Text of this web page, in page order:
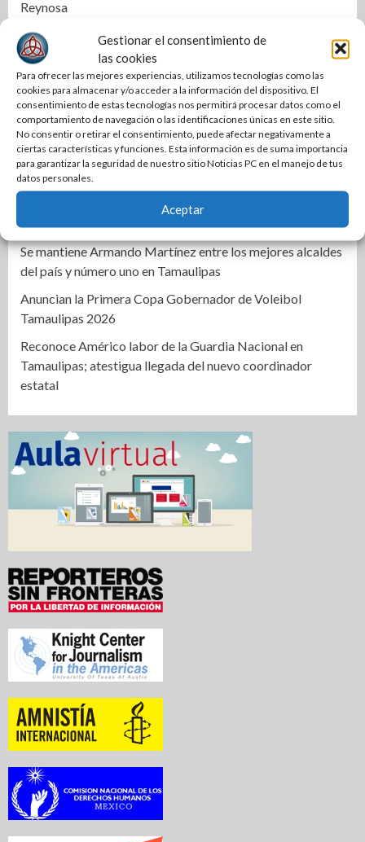
Gestionar el consentimiento de
las cookies
Para ofrecer las mejores experiencias, utilizamos tecnologías como las
cookies para almacenar y/o acceder a la información del dispositivo. El
consentimiento de estas tecnologías nos permitirá procesar datos como el
comportamiento de navegación o las identificaciones únicas en este sitio.
No consentir o retirar el consentimiento, puede afectar negativamente a
ciertas características y funciones. Esta información es de suma importancia
para garantizar la seguridad de nuestro sitio Noticias PC en el manejo de tus
datos personales.
Aceptar
Reynosa
Ciudad Madero impulsa programa integral para fortalecer
autonomía y bienestar de las mujeres
Respalda DIF Altamira a familias en situación de
vulnerabilidad
COMAPA Altamira instala tomas de agua en diferentes
sectores
Respalda la SET acuerdos de la CONAEDU sobre redes
sociales y escuelas militarizadas
Cierra PAN disputa por dirigencia en Tamaulipas
Se mantiene Armando Martínez entre los mejores alcaldes
del país y número uno en Tamaulipas
Anuncian la Primera Copa Gobernador de Voleibol
Tamaulipas 2026
Reconoce Américo labor de la Guardia Nacional en
Tamaulipas; atestigua llegada del nuevo coordinador
estatal